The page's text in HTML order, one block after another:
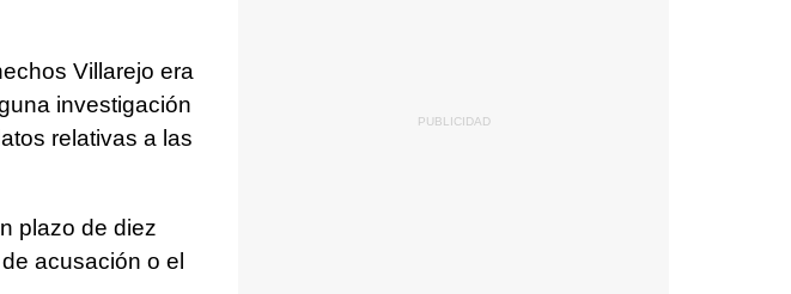
Villarejo era
investigación
relativas a las
plazo de diez
acusación o el